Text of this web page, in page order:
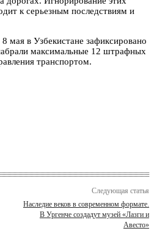
к серьезным последствиям и
мая в Узбекистане зафиксировано
максимальные 12 штрафных
транспортом.
Следующая статья
Наследие веков в современном формате.
В Ургенче создадут музей «Лазги и
Авесто»